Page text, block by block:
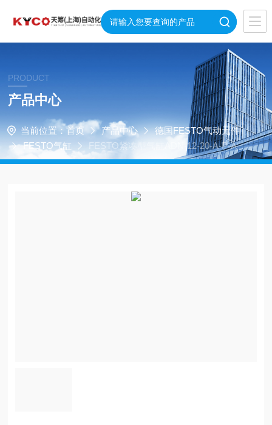
PRODUCT
产品中心
当前位置： 首页 产品中心
德国FESTO气动元件
FESTO气缸
FESTO紧凑型气缸ADN-12-20-A-P-A